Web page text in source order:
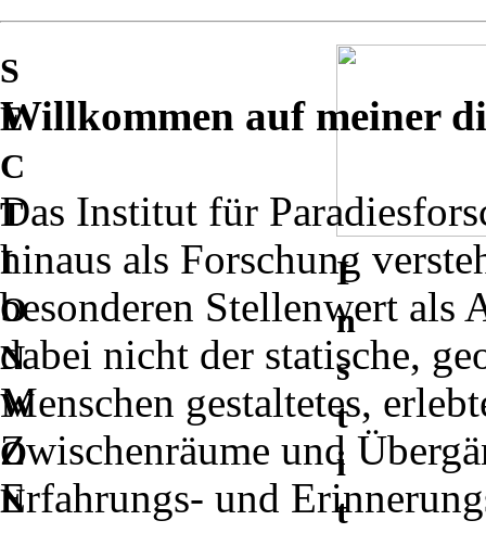
Willkommen auf meiner
Das Institut für
hinaus als Forschung
besonderen Stellenwert als
dabei nicht der statische,
Menschen gestaltetes,
Zwischenräume und
Erfahrungs- und
I
n
s
t
i
t
S
E
C
T
I
O
N
W
O
N